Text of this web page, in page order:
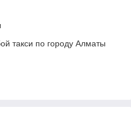
такси по городу Алматы